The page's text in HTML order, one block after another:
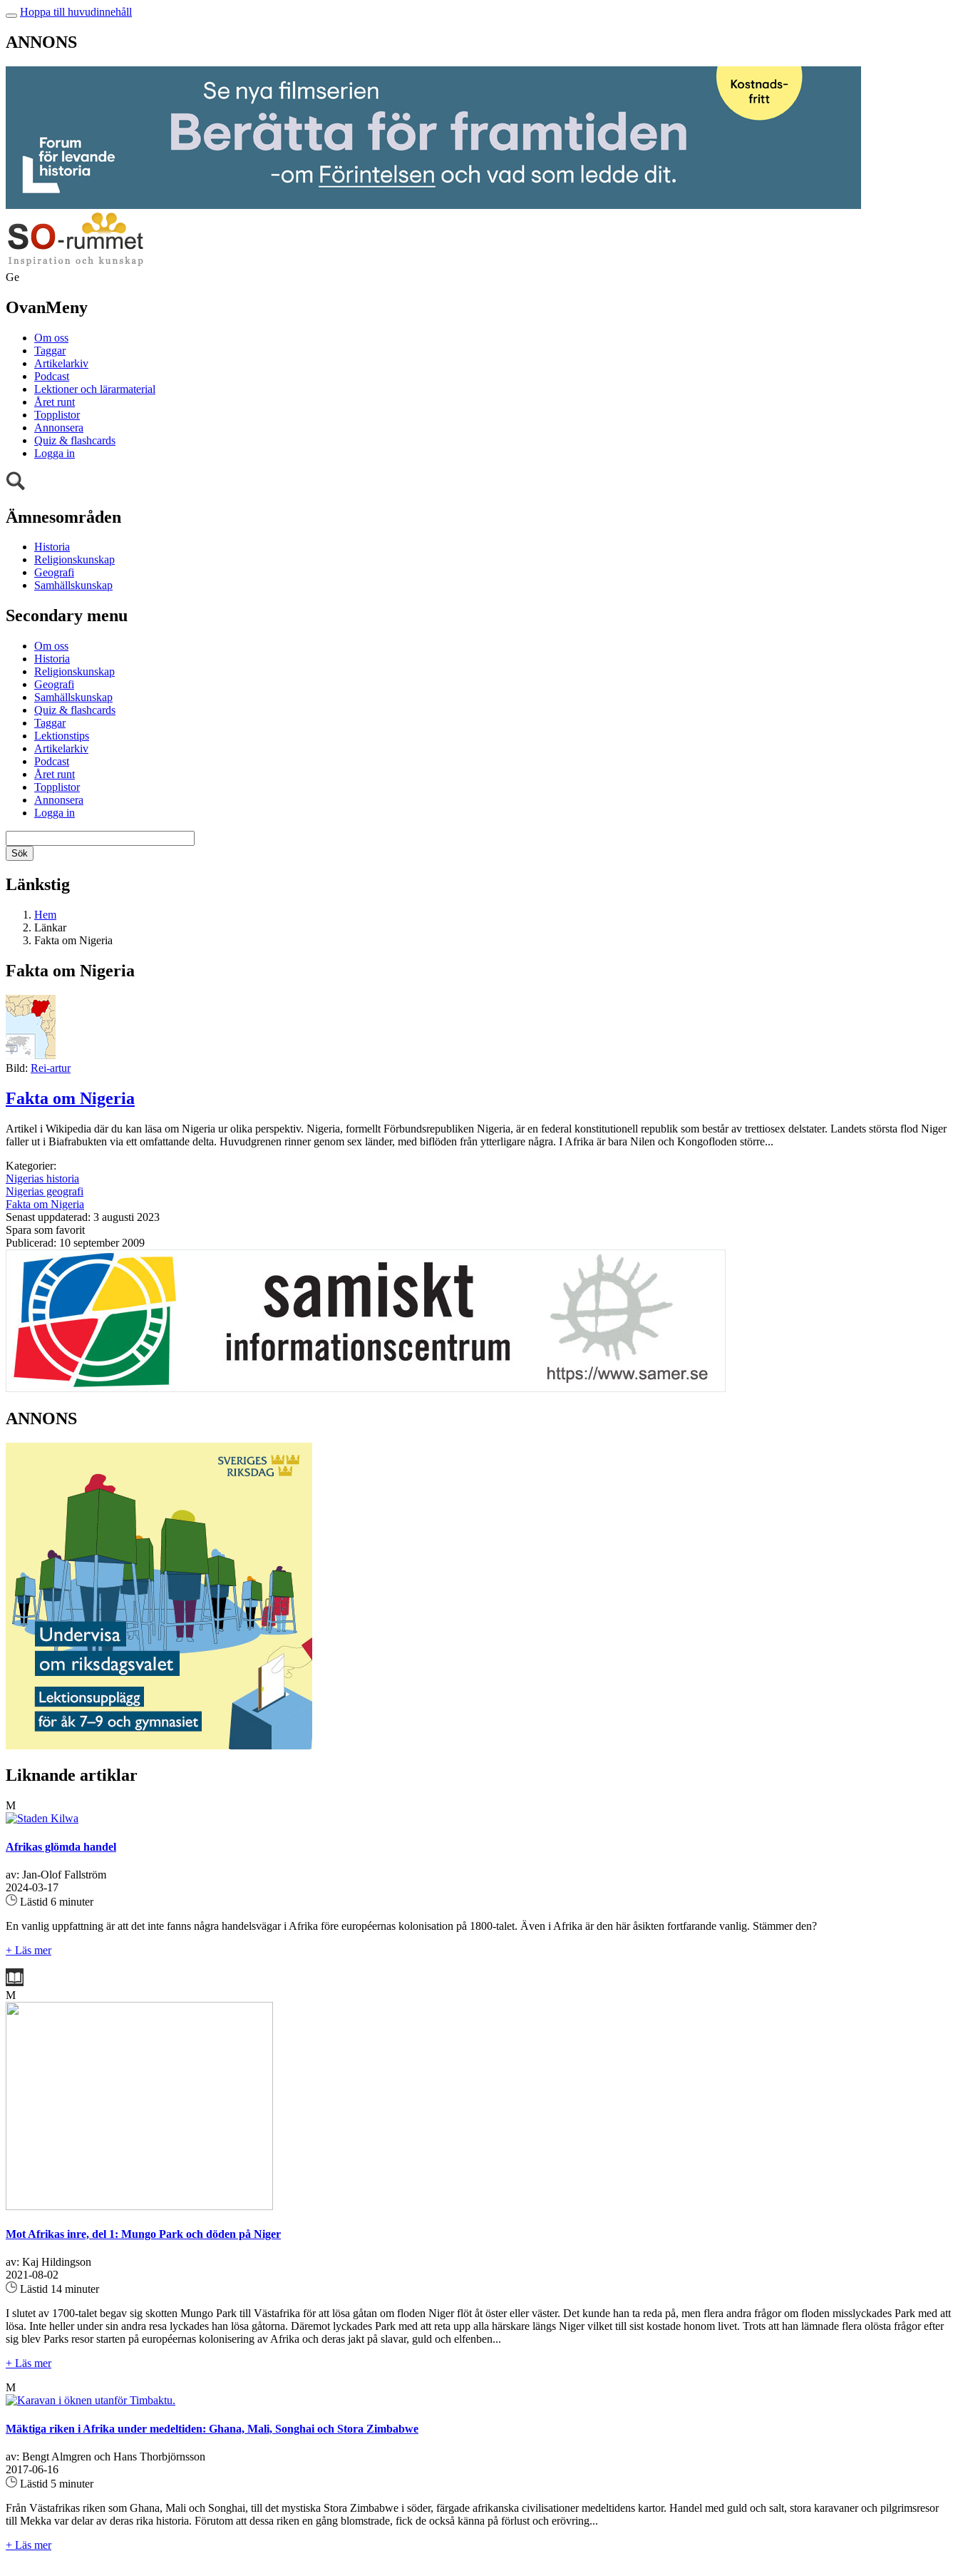
Hoppa till huvudinnehåll
ANNONS
Ge
OvanMeny
Om oss
Taggar
Artikelarkiv
Podcast
Lektioner och lärarmaterial
Året runt
Topplistor
Annonsera
Quiz & flashcards
Logga in
Ämnesområden
Historia
Religionskunskap
Geografi
Samhällskunskap
Secondary menu
Om oss
Historia
Religionskunskap
Geografi
Samhällskunskap
Quiz & flashcards
Taggar
Lektionstips
Artikelarkiv
Podcast
Året runt
Topplistor
Annonsera
Logga in
Länkstig
Hem
Länkar
Fakta om Nigeria
Fakta om Nigeria
Bild: Rei-artur
Fakta om Nigeria
Artikel i Wikipedia där du kan läsa om Nigeria ur olika perspektiv. Nigeria, formellt Förbundsrepubliken Nigeria, är en federal konstitutionell republik som består av trettiosex delstater. Landets största flod Niger
faller ut i Biafrabukten via ett omfattande delta. Huvudgrenen rinner genom sex länder, med biflöden från ytterligare några. I Afrika är bara Nilen och Kongofloden större...
Kategorier:
Nigerias historia
Nigerias geografi
Fakta om Nigeria
Senast uppdaterad: 3 augusti 2023
Spara som favorit
Publicerad: 10 september 2009
ANNONS
Liknande artiklar
M
Afrikas glömda handel
av: Jan-Olof Fallström
2024-03-17
Lästid 6 minuter
En vanlig uppfattning är att det inte fanns några handelsvägar i Afrika före européernas kolonisation på 1800-talet. Även i Afrika är den här åsikten fortfarande vanlig. Stämmer den?
+ Läs mer
M
Mot Afrikas inre, del 1: Mungo Park och döden på Niger
av: Kaj Hildingson
2021-08-02
Lästid 14 minuter
I slutet av 1700-talet begav sig skotten Mungo Park till Västafrika för att lösa gåtan om floden Niger flöt åt öster eller väster. Det kunde han ta reda på, men flera andra frågor om floden misslyckades Park med att
lösa. Inte heller under sin andra resa lyckades han lösa gåtorna. Däremot lyckades Park med att reta upp alla härskare längs Niger vilket till sist kostade honom livet. Trots att han lämnade flera olösta frågor efter
sig blev Parks resor starten på européernas kolonisering av Afrika och deras jakt på slavar, guld och elfenben...
+ Läs mer
M
Mäktiga riken i Afrika under medeltiden: Ghana, Mali, Songhai och Stora Zimbabwe
av: Bengt Almgren och Hans Thorbjörnsson
2017-06-16
Lästid 5 minuter
Från Västafrikas riken som Ghana, Mali och Songhai, till det mystiska Stora Zimbabwe i söder, färgade afrikanska civilisationer medeltidens kartor. Handel med guld och salt, stora karavaner och pilgrimsresor
till Mekka var delar av deras rika historia. Förutom att dessa riken en gång blomstrade, fick de också känna på förlust och erövring...
+ Läs mer